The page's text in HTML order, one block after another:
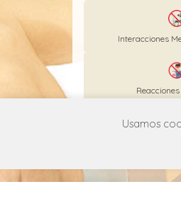
Interacciones
Usamos